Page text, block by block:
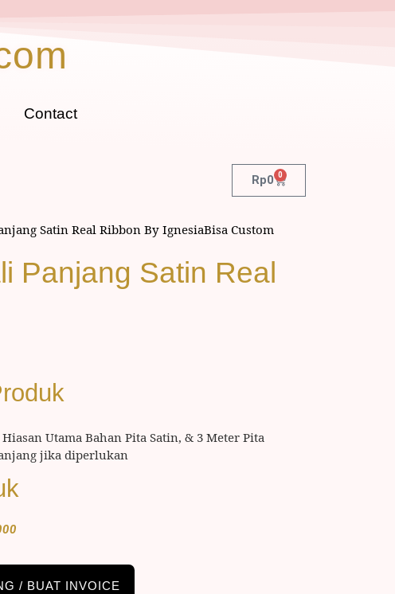
Contact
Rp0 0
Satin Real Ribbon By IgnesiaBisa Custom
Panjang Satin Real
Utama Bahan Pita Satin, & 3 Meter Pita
jika diperlukan
/ BUAT INVOICE